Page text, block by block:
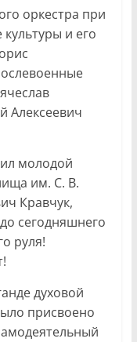
оркестра при
и его
Алексеевич
молодой
им. С. В.
Кравчук,
сегодняшнего
руля!
духовой
присвоено